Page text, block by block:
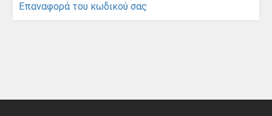
Επαναφορά του κωδικού σας